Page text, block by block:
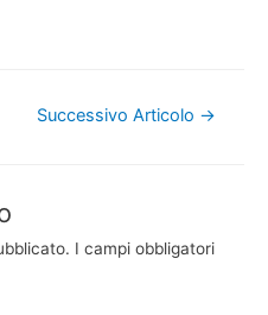
Successivo Articolo →
I campi obbligatori